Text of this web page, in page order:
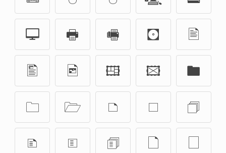
🖵
🖶 🖷 🖸
🖹
🖺
🖻 🖽 🖾
🖿
🗀
🗁 🗅 🗆
🗇
🗈
🗉 🗊 🗋
🗌